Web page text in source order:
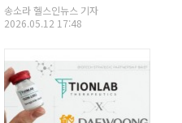
송소라 헬스인뉴스 기자
2026.05.12 17:48